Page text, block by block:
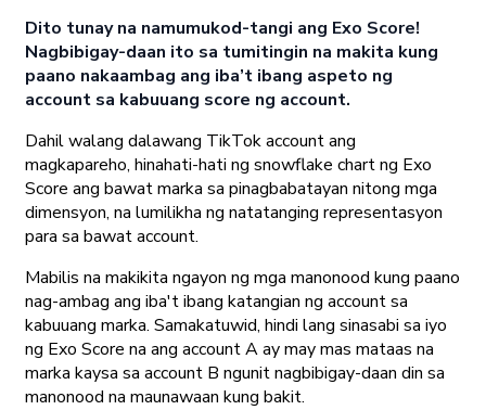
Dito tunay na namumukod-tangi ang Exo Score!
Nagbibigay-daan ito sa tumitingin na makita kung
paano nakaambag ang iba’t ibang aspeto ng
account sa kabuuang score ng account.
Dahil walang dalawang TikTok account ang
magkapareho, hinahati-hati ng snowflake chart ng Exo
Score ang bawat marka sa pinagbabatayan nitong mga
dimensyon, na lumilikha ng natatanging representasyon
para sa bawat account.
Mabilis na makikita ngayon ng mga manonood kung paano
nag-ambag ang iba't ibang katangian ng account sa
kabuuang marka. Samakatuwid, hindi lang sinasabi sa iyo
ng Exo Score na ang account A ay may mas mataas na
marka kaysa sa account B ngunit nagbibigay-daan din sa
manonood na maunawaan kung bakit.